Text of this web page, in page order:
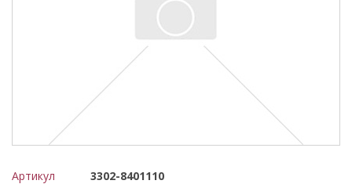
Артикул
3302-8401110